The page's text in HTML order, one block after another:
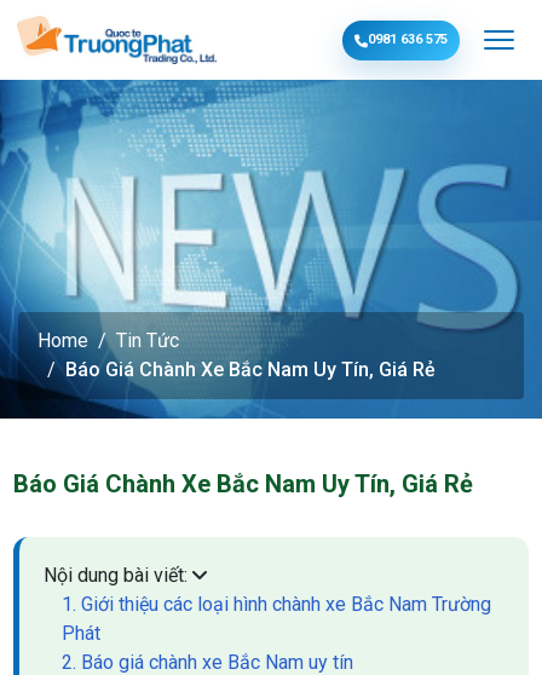
0981 636 575
Home
Tin Tức
Báo Giá Chành Xe Bắc Nam Uy Tín, Giá Rẻ
Báo Giá Chành Xe Bắc Nam Uy Tín, Giá Rẻ
Nội dung bài viết:
1. Giới thiệu các loại hình chành xe Bắc Nam Trường
Phát
2. Báo giá chành xe Bắc Nam uy tín